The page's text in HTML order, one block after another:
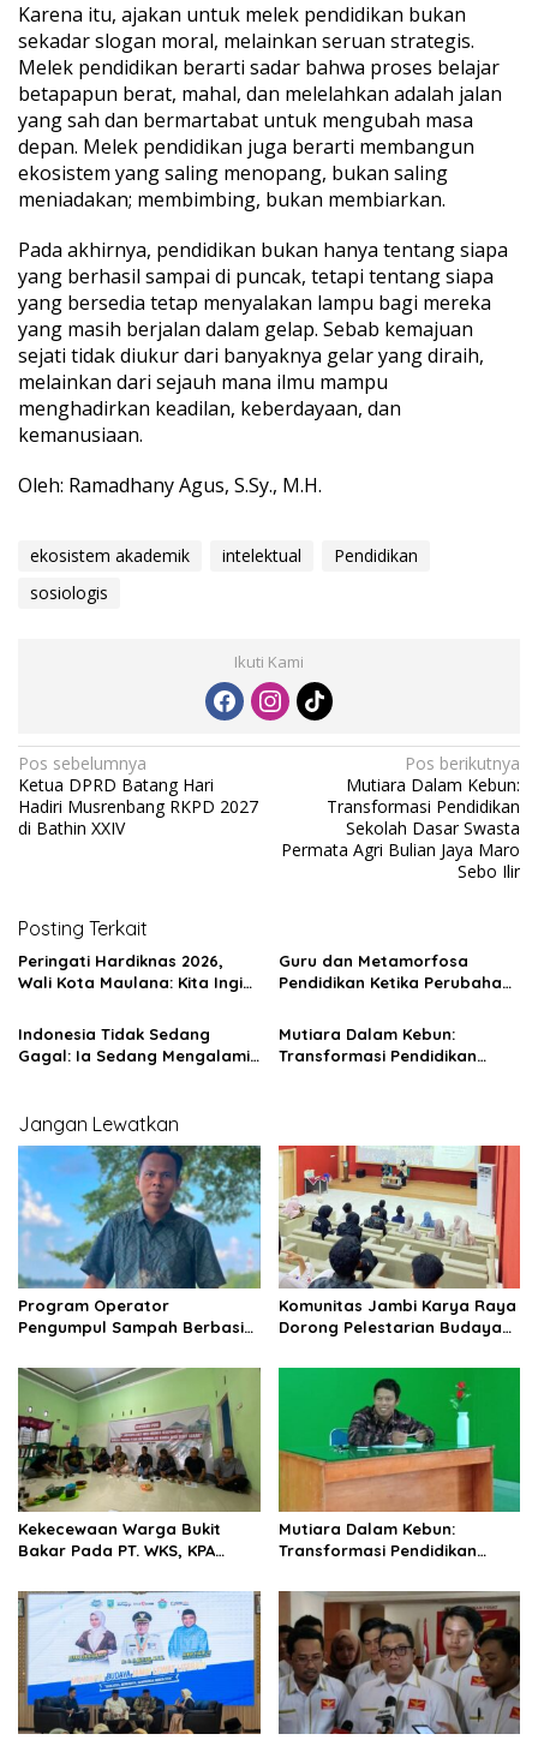
Karena itu, ajakan untuk melek pendidikan bukan
sekadar slogan moral, melainkan seruan strategis.
Melek pendidikan berarti sadar bahwa proses belajar
betapapun berat, mahal, dan melelahkan adalah jalan
yang sah dan bermartabat untuk mengubah masa
depan. Melek pendidikan juga berarti membangun
ekosistem yang saling menopang, bukan saling
meniadakan; membimbing, bukan membiarkan.
Pada akhirnya, pendidikan bukan hanya tentang siapa
yang berhasil sampai di puncak, tetapi tentang siapa
yang bersedia tetap menyalakan lampu bagi mereka
yang masih berjalan dalam gelap. Sebab kemajuan
sejati tidak diukur dari banyaknya gelar yang diraih,
melainkan dari sejauh mana ilmu mampu
menghadirkan keadilan, keberdayaan, dan
kemanusiaan.
Oleh: Ramadhany Agus, S.Sy., M.H.
ekosistem akademik intelektual
Pendidikan
sosiologis
Ikuti Kami
N
a
v
a
s
p
o
Pos sebelumnya
Ketua DPRD Batang Hari
Hadiri Musrenbang RKPD 2027
di Bathin XXIV
Pos berikutnya
Mutiara Dalam Kebun:
Transformasi Pendidikan
Sekolah Dasar Swasta
Permata Agri Bulian Jaya Maro
Sebo Ilir
Posting Terkait
Peringati Hardiknas 2026,
Wali Kota Maulana: Kita Ingin
Karakter Yang Kuat Dan
Tidak Tercerabut Dari Akar
Budaya Bangsa
Guru dan Metamorfosa
Pendidikan Ketika Perubahan
Pendidik
Indonesia Tidak Sedang
Gagal: Ia Sedang Mengalami
Mutiara Dalam Kebun:
Transformasi Pendidikan
Jangan Lewatkan
Program Operator
Pengumpul Sampah Berbasis
Jambi Tuai Pro dan Kontra,
Rully Arizal: Pahami Dulu
Tujuan Programnya !!!
Komunitas Jambi Karya Raya
Dorong Pelestarian Budaya
Bersama Generasi Muda
Kekecewaan Warga Bukit
Bakar Pada PT. WKS, KPA
Pengkhianatan Kesepakatan
Mutiara Dalam Kebun:
Transformasi Pendidikan
Permata Agri Bulian Jaya
Maro Sebo Ilir